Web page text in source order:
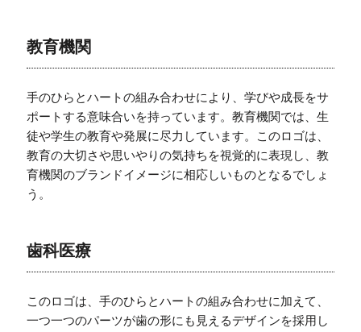
教育機関
手のひらとハートの組み合わせにより、学びや成長をサ
ポートする意味合いを持っています。教育機関では、生
徒や学生の教育や発展に尽力しています。このロゴは、
教育の大切さや思いやりの気持ちを視覚的に表現し、教
育機関のブランドイメージに相応しいものとなるでしょ
う。
歯科医療
このロゴは、手のひらとハートの組み合わせに加えて、
一つ一つのパーツが歯の形にも見えるデザインを採用し